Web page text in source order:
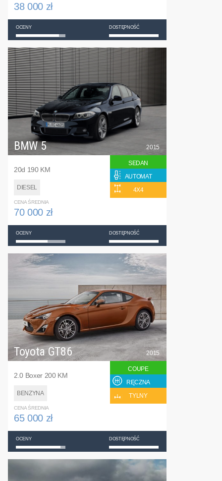
38 000 zł
OCENY DOSTĘPNOŚĆ
BMW 5
20d 190 KM
DIESEL
2015
SEDAN
AUTOMAT
4X4
CENA ŚREDNIA
70 000 zł
OCENY DOSTĘPNOŚĆ
Toyota GT86
2.0 Boxer 200 KM
BENZYNA
2015
COUPE
RĘCZNA
TYLNY
CENA ŚREDNIA
65 000 zł
OCENY DOSTĘPNOŚĆ